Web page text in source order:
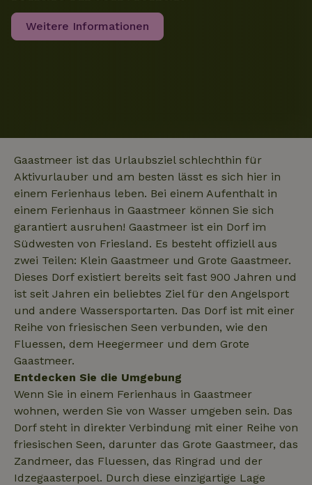
Weitere Informationen
Gaastmeer ist das Urlaubsziel schlechthin für
Aktivurlauber und am besten lässt es sich hier in
einem Ferienhaus leben. Bei einem Aufenthalt in
einem Ferienhaus in Gaastmeer können Sie sich
garantiert ausruhen! Gaastmeer ist ein Dorf im
Südwesten von Friesland. Es besteht offiziell aus
zwei Teilen: Klein Gaastmeer und Grote Gaastmeer.
Dieses Dorf existiert bereits seit fast 900 Jahren und
ist seit Jahren ein beliebtes Ziel für den Angelsport
und andere Wassersportarten. Das Dorf ist mit einer
Reihe von friesischen Seen verbunden, wie den
Fluessen, dem Heegermeer und dem Grote
Gaastmeer.
Entdecken Sie die Umgebung
Wenn Sie in einem Ferienhaus in Gaastmeer
wohnen, werden Sie von Wasser umgeben sein. Das
Dorf steht in direkter Verbindung mit einer Reihe von
friesischen Seen, darunter das Grote Gaastmeer, das
Zandmeer, das Fluessen, das Ringrad und der
Idzegaasterpoel. Durch diese einzigartige Lage
_nhftconstraint_privacy-
_nhftconstraint_user-
www.naturhaeuschen.de
nature_house_session www.naturhaeuschen.de
_nhft_open-gds-onboarding www.naturhaeuschen.de
_nhftconstraint_open-gds-
onboarding
www.naturhaeuschen.de
_nhftconstraint_safety-
deposit-refund
www.naturhaeuschen.de